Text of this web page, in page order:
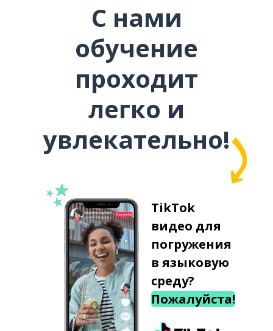
С нами
обучение
проходит
легко и
увлекательно!
TikTok
видео для
погружения
в языковую
среду?
Пожалуйста!